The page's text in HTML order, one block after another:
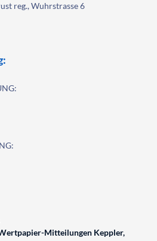
reg., Wuhrstrasse 6
Mitteilungen Keppler,